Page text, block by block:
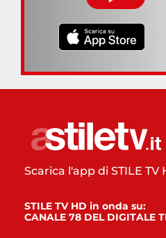
Scarica l'app di STILE TV
STILE TV HD in onda su:
CANALE 78 DEL DIGITALE